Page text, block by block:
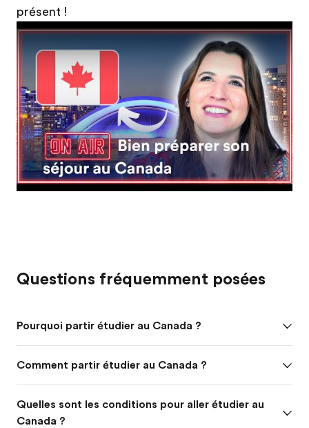
présent !
Play
Questions fréquemment posées
Pourquoi partir étudier au Canada ?
Comment partir étudier au Canada ?
Quelles sont les conditions pour aller étudier au
Canada ?